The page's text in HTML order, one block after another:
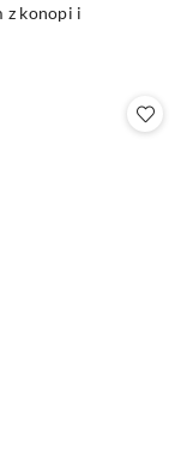
z konopi i